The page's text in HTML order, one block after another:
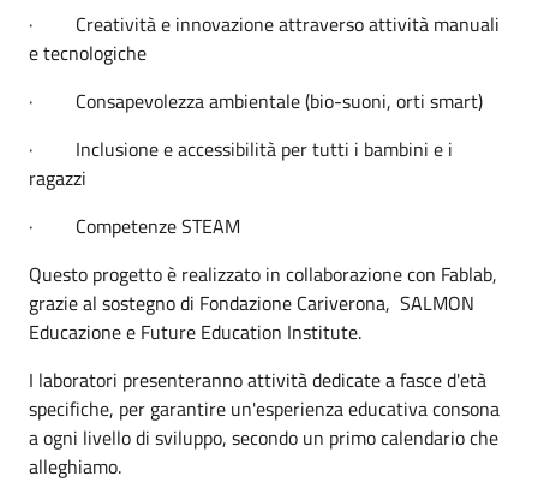
· Creatività e innovazione attraverso attività manuali
e tecnologiche
· Consapevolezza ambientale (bio-suoni, orti smart)
· Inclusione e accessibilità per tutti i bambini e i
ragazzi
· Competenze STEAM
Questo progetto è realizzato in collaborazione con Fablab,
grazie al sostegno di Fondazione Cariverona, SALMON
Educazione e Future Education Institute.
I laboratori presenteranno attività dedicate a fasce d'età
specifiche, per garantire un'esperienza educativa consona
a ogni livello di sviluppo, secondo un primo calendario che
alleghiamo.